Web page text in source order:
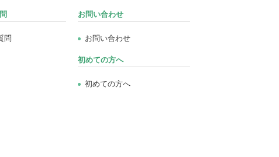
問
お問い合わせ
お問い合わせ
初めての方へ
初めての方へ